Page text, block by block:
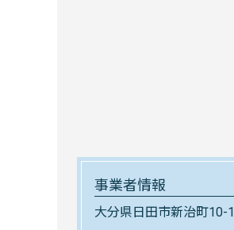
事業者情報
大分県日田市新治町10-1